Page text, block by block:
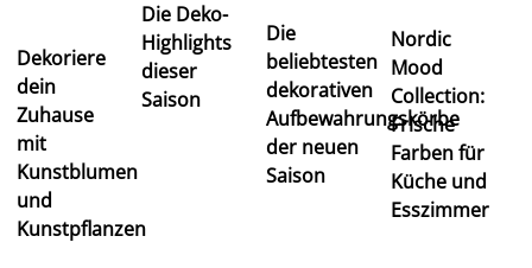
Dekoriere
dein
Zuhause
mit
Kunstblumen
und
Kunstpflanzen
Die Deko-
Highlights
dieser
Saison
Die
beliebtesten
dekorativen
Aufbewahrungskörbe
der neuen
Saison
Nordic
Mood
Collection:
Frische
Farben für
Küche und
Esszimmer